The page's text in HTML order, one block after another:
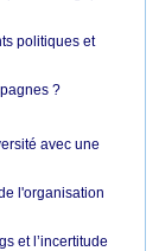
politiques et
?
avec une
l'organisation
et l’incertitude